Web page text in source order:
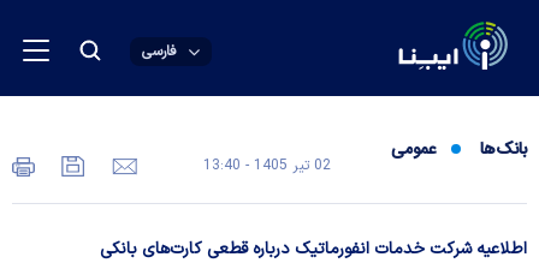
فارسی
بانک‌ها عمومی
02 تير 1405 - 13:40
اطلاعیه شرکت خدمات انفورماتیک درباره قطعی کارت‌های بانکی